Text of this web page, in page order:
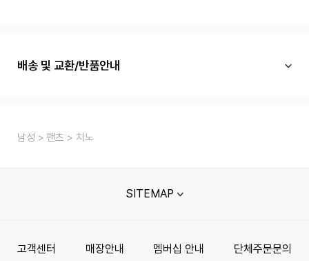
배송 및 교환/반품안내
남성 팬츠 치노
SITEMAP
고객센터 매장안내 멤버십 안내 단체주문문의